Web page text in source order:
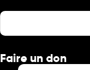
Faire un don